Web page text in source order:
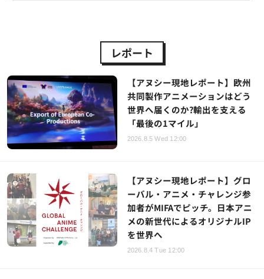
レポート
【アヌシー現地レポート】欧州
共同製作アニメーションはどう
世界へ届くのか?輸出を支える
「最後の1マイル」
2026.8.5 Wed 12:00
【アヌシー現地レポート】グロ
ーバル・アニメ・チャレンジ参
加者がMIFAでピッチ。日本アニ
メの新世代によるオリジナルIP
を世界へ
2026.8.4 Tue 12:00